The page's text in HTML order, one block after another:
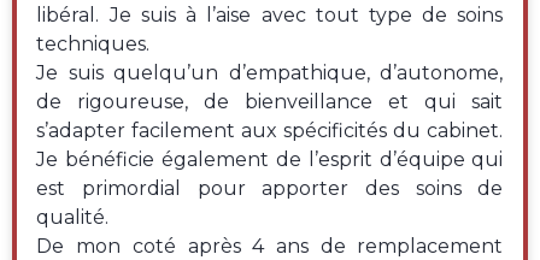
libéral. Je suis à l’aise avec tout type de soins
techniques.
Je suis quelqu’un d’empathique, d’autonome,
de rigoureuse, de bienveillance et qui sait
s’adapter facilement aux spécificités du cabinet.
Je bénéficie également de l’esprit d’équipe qui
est primordial pour apporter des soins de
qualité.
De mon coté après 4 ans de remplacement